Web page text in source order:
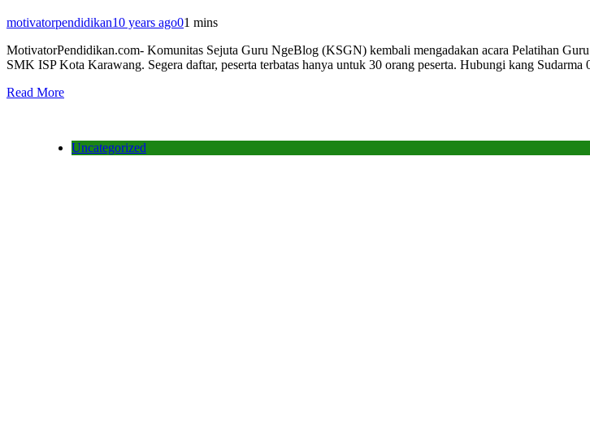
motivatorpendidikan10 years ago01 mins
MotivatorPendidikan.com- Komunitas Sejuta Guru NgeBlog (KSGN) kembali mengadakan acara Pelatihan
SMK ISP Kota Karawang. Segera daftar, peserta terbatas hanya untuk 30 orang peserta. Hubungi kang Sudarma
Read More
Uncategorized